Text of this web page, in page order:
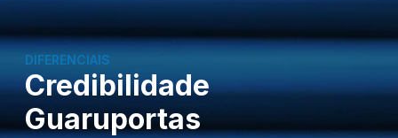
DIFERENCIAIS
Credibilidade
Guaruportas